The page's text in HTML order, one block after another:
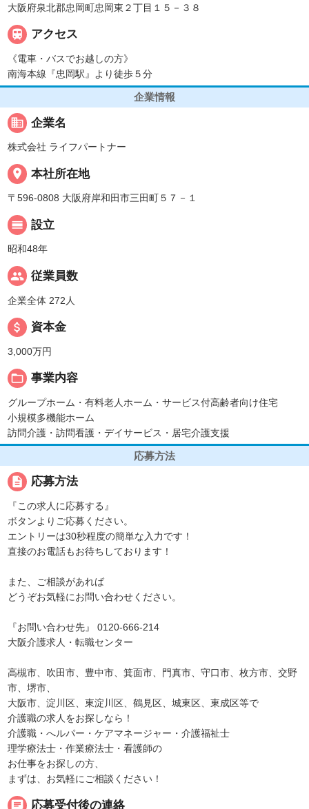
大阪府泉北郡忠岡町忠岡東２丁目１５－３８
 アクセス
《電車・バスでお越しの方》
南海本線『忠岡駅』より徒歩５分
企業情報
business 企業名
株式会社 ライフパートナー
place 本社所在地
〒596-0808 大阪府岸和田市三田町５７－１
calendar_view_day 設立
昭和48年
people 従業員数
企業全体 272人
attach_money 資本金
3,000万円
folder_open 事業内容
グループホーム・有料老人ホーム・サービス付高齢者向け住宅
小規模多機能ホーム
訪問介護・訪問看護・デイサービス・居宅介護支援
応募方法
description 応募方法
『この求人に応募する』
ボタンよりご応募ください。
エントリーは30秒程度の簡単な入力です！
直接のお電話もお待ちしております！
また、ご相談があれば
どうぞお気軽にお問い合わせください。
『お問い合わせ先』 0120-666-214
大阪介護求人・転職センター
高槻市、吹田市、豊中市、箕面市、門真市、守口市、枚方市、交野
市、堺市、
大阪市、淀川区、東淀川区、鶴見区、城東区、東成区等で
介護職の求人をお探しなら！
介護職・へルパー・ケアマネージャー・介護福祉士
理学療法士・作業療法士・看護師の
お仕事をお探しの方、
まずは、お気軽にご相談ください！
chat 応募受付後の連絡